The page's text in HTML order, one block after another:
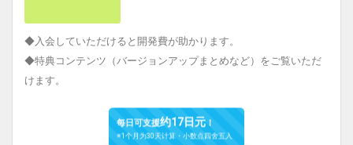
◆入会していただけると開発費が助かります。
◆特典コンテンツ（バージョンアップまとめなど）をご覧いただ
けます。
每日可支援约17日元！
※1个月为30天计算・小数点四舍五入